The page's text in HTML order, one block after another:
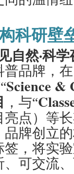
科研壁
自然·科学
品牌，
“Science &
，与“
亮点）等
品牌创立
，将实
可交流